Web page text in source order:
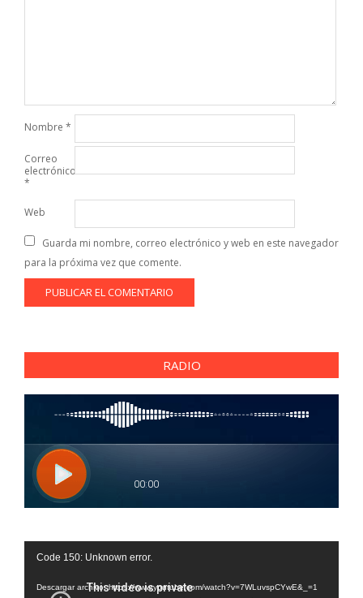
Nombre *
Correo
electrónico
*
Web
Guarda mi nombre, correo electrónico y web en este navegador
para la próxima vez que comente.
RADIO
Reproductor
vídeo
Code 150: Unknown error.
Descargar archivo: https://www.youtube.com/watch?v=7WLuvspCYwE&_=1